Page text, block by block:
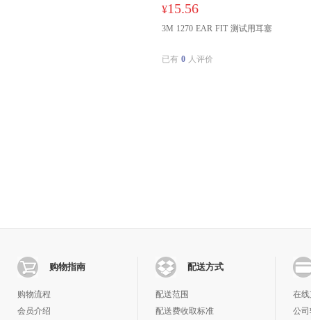
¥15.56
3M 1270 EAR FIT 测试用耳塞
已有 0 人评价
购物指南
购物流程
会员介绍
配送方式
配送范围
配送费收取标准
在
公